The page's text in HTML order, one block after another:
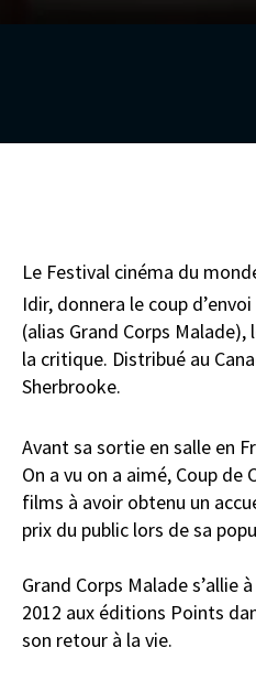
Le Festival cinéma du
Idir, donnera le coup
(alias Grand Corps
la critique. Distribué au
Sherbrooke.
Avant sa sortie en salle en
On a vu on a aimé, Coup
films à avoir obtenu un
prix du public lors de sa
Grand Corps Malade s’allie
2012 aux éditions Points
son retour à la vie.